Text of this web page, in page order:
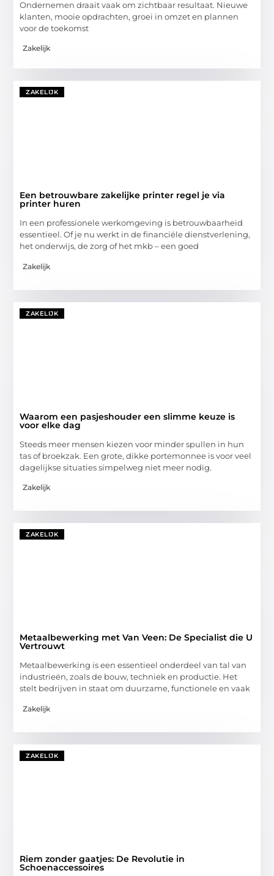
Ondernemen draait vaak om zichtbaar resultaat. Nieuwe
klanten, mooie opdrachten, groei in omzet en plannen
voor de toekomst
Zakelijk
ZAKELIJK
Een betrouwbare zakelijke printer regel je via
printer huren
In een professionele werkomgeving is betrouwbaarheid
essentieel. Of je nu werkt in de financiële dienstverlening,
het onderwijs, de zorg of het mkb – een goed
Zakelijk
ZAKELIJK
Waarom een pasjeshouder een slimme keuze is
voor elke dag
Steeds meer mensen kiezen voor minder spullen in hun
tas of broekzak. Een grote, dikke portemonnee is voor veel
dagelijkse situaties simpelweg niet meer nodig.
Zakelijk
ZAKELIJK
Metaalbewerking met Van Veen: De Specialist die U
Vertrouwt
Metaalbewerking is een essentieel onderdeel van tal van
industrieën, zoals de bouw, techniek en productie. Het
stelt bedrijven in staat om duurzame, functionele en vaak
Zakelijk
ZAKELIJK
Riem zonder gaatjes: De Revolutie in
Schoenaccessoires